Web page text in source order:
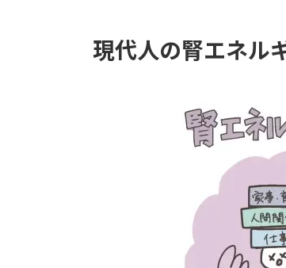
現代人の腎エネル